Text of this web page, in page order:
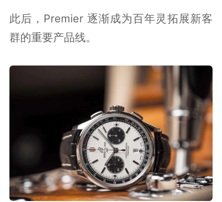
此后，Premier 逐渐成为百年灵拓展新客
群的重要产品线。